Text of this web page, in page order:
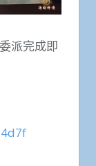
派完成即